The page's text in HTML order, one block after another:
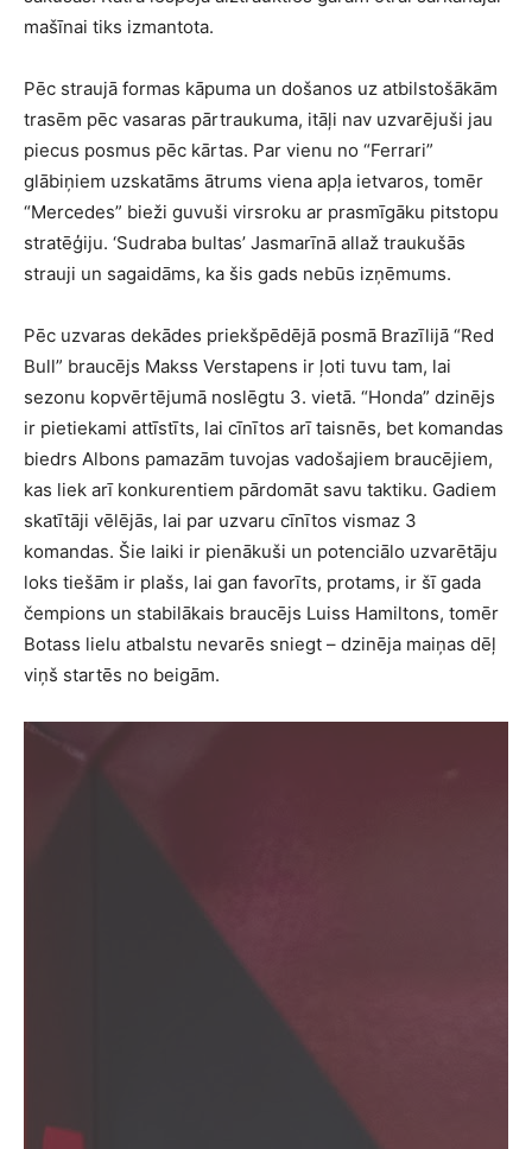
mašīnai tiks izmantota.
Pēc straujā formas kāpuma un došanos uz atbilstošākām
trasēm pēc vasaras pārtraukuma, itāļi nav uzvarējuši jau
piecus posmus pēc kārtas. Par vienu no “Ferrari”
glābiņiem uzskatāms ātrums viena apļa ietvaros, tomēr
“Mercedes” bieži guvuši virsroku ar prasmīgāku pitstopu
stratēģiju. ‘Sudraba bultas’ Jasmarīnā allaž traukušās
strauji un sagaidāms, ka šis gads nebūs izņēmums.
Pēc uzvaras dekādes priekšpēdējā posmā Brazīlijā “Red
Bull” braucējs Makss Verstapens ir ļoti tuvu tam, lai
sezonu kopvērtējumā noslēgtu 3. vietā. “Honda” dzinējs
ir pietiekami attīstīts, lai cīnītos arī taisnēs, bet komandas
biedrs Albons pamazām tuvojas vadošajiem braucējiem,
kas liek arī konkurentiem pārdomāt savu taktiku. Gadiem
skatītāji vēlējās, lai par uzvaru cīnītos vismaz 3
komandas. Šie laiki ir pienākuši un potenciālo uzvarētāju
loks tiešām ir plašs, lai gan favorīts, protams, ir šī gada
čempions un stabilākais braucējs Luiss Hamiltons, tomēr
Botass lielu atbalstu nevarēs sniegt – dzinēja maiņas dēļ
viņš startēs no beigām.